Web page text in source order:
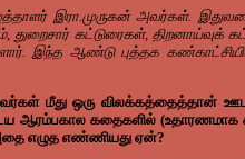
இரா.முருகன் அவர்கள்.
கட்டுரைகள், திறனாய்வுக்
இந்த ஆண்டு புத்தக
மீது ஒரு விலக்கத்தைத்தான்
கதைகளில் (உதாரணமாக
எழுத எண்ணியது ஏன்?